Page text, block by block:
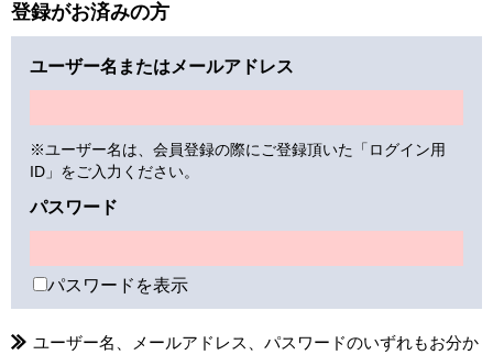
登録がお済みの方
ユーザー名またはメールアドレス
※ユーザー名は、会員登録の際にご登録頂いた「ログイン用
ID」をご入力ください。
パスワード
パスワードを表示
ユーザー名、メールアドレス、パスワードのいずれもお分か